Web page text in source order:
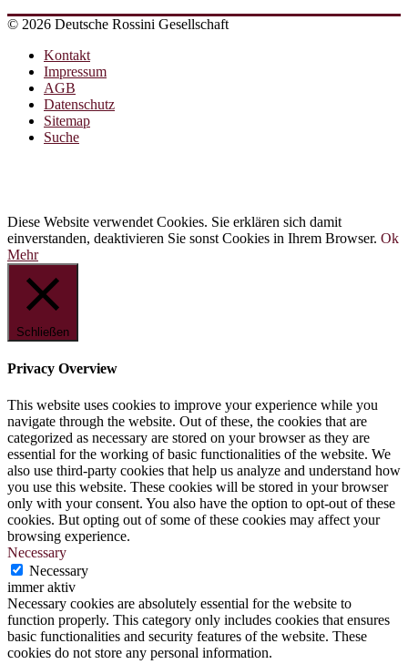
© 2026 Deutsche Rossini Gesellschaft
Kontakt
Impressum
AGB
Datenschutz
Sitemap
Suche
Diese Website verwendet Cookies. Sie erklären sich damit
einverstanden, deaktivieren Sie sonst Cookies in Ihrem Browser. Ok
Mehr
Schließen
Privacy Overview
This website uses cookies to improve your experience while you
navigate through the website. Out of these, the cookies that are
categorized as necessary are stored on your browser as they are
essential for the working of basic functionalities of the website. We
also use third-party cookies that help us analyze and understand how
you use this website. These cookies will be stored in your browser
only with your consent. You also have the option to opt-out of these
cookies. But opting out of some of these cookies may affect your
browsing experience.
Necessary
Necessary
immer aktiv
Necessary cookies are absolutely essential for the website to
function properly. This category only includes cookies that ensures
basic functionalities and security features of the website. These
cookies do not store any personal information.